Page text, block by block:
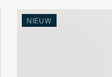
NIEUW